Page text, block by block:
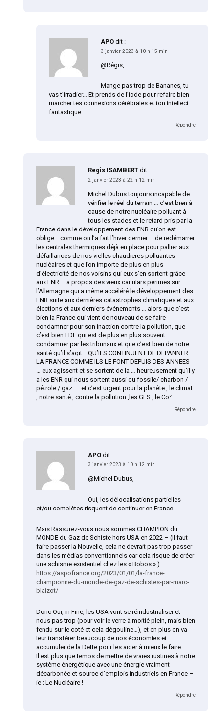
APO dit :
3 janvier 2023 à 10 h 15 min
@Régis,
Mange pas trop de Bananes, tu
vas t’irradier… Et prends de l’iode pour refaire bien
marcher tes connexions cérébrales et ton intellect
fantastique…
Répondre
Regis ISAMBERT dit :
2 janvier 2023 à 22 h 12 min
Michel Dubus toujours incapable de
vérifier le réel du terrain … c’est bien à
cause de notre nucléaire polluant à
tous les stades et le retard pris par la
France dans le développement des ENR qu’on est
oblige .. comme on l’a fait l’hiver dernier … de redémarrer
les centrales thermiques déjà en place pour pallier aux
défaillances de nos vielles chaudieres polluantes
nucléaires et que l’on importe de plus en plus
d’électricité de nos voisins qui eux s’en sortent grâce
aux ENR … à propos des vieux canulars périmés sur
l’Allemagne qui a même accéléré le développement des
ENR suite aux dernières catastrophes climatiques et aux
élections et aux derniers événements … alors que c’est
bien la France qui vient de nouveau de se faire
condamner pour son inaction contre la pollution, que
c’est bien EDF qui est de plus en plus souvent
condamner par les tribunaux et que c’est bien de notre
santé qu’il s’agit… QU’ILS CONTINUENT DE DEPANNER
LA FRANCE COMME ILS LE FONT DEPUIS DES ANNEES
… eux agissent et se sortent de la … heureusement qu’il y
a les ENR qui nous sortent aussi du fossile/ charbon /
pétrole / gaz …. et c’est urgent pour la planète , le climat
, notre santé , contre la pollution ,les GES , le Co² … .
Répondre
APO dit :
3 janvier 2023 à 10 h 12 min
@Michel Dubus,
Oui, les délocalisations partielles
et/ou complètes risquent de continuer en France !
Mais Rassurez-vous nous sommes CHAMPION du
MONDE du Gaz de Schiste hors USA en 2022 – (Il faut
faire passer la Nouvelle, cela ne devrait pas trop passer
dans les médias conventionnels car cela risque de créer
une schisme existentiel chez les « Bobos » )
https://aspofrance.org/2023/01/01/la-france-
championne-du-monde-de-gaz-de-schistes-par-marc-
blaizot/
Donc Oui, in Fine, les USA vont se réindustrialiser et
nous pas trop (pour voir le verre à moitié plein, mais bien
fendu sur le coté et cela dégouline…), et en plus on va
leur transférer beaucoup de nos économies et
accumuler de la Dette pour les aider à mieux le faire …
Il est plus que temps de mettre de vraies rustines à notre
système énergétique avec une énergie vraiment
décarbonée et source d’emplois industriels en France –
ie : Le Nucléaire !
Répondre